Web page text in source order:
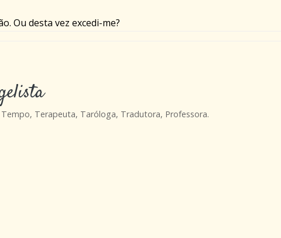
Ou desta vez excedi-me?
Terapeuta, Taróloga, Tradutora, Professora.